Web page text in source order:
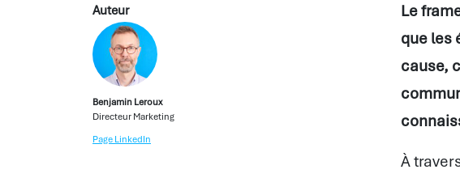
Auteur
Benjamin Leroux
Directeur Marketing
Page LinkedIn
Le
que les
cause,
À